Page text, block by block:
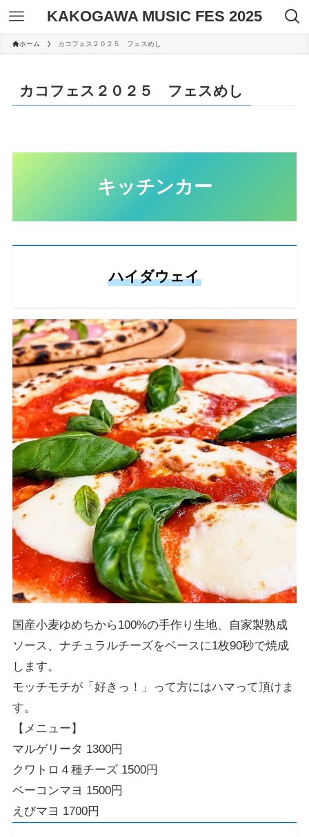
KAKOGAWA MUSIC FES 2025
ホーム カコフェス２０２５ フェスめし
カコフェス２０２５ フェスめし
キッチンカー
ハイダウェイ
国産小麦ゆめちから100%の手作り生地、自家製熟成
ソース、ナチュラルチーズをベースに1枚90秒で焼成
します。
モッチモチが「好きっ！」って方にはハマって頂けま
す。
【メニュー】
マルゲリータ 1300円
クワトロ４種チーズ 1500円
ベーコンマヨ 1500円
えびマヨ 1700円